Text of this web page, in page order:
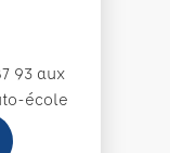
93 aux
école